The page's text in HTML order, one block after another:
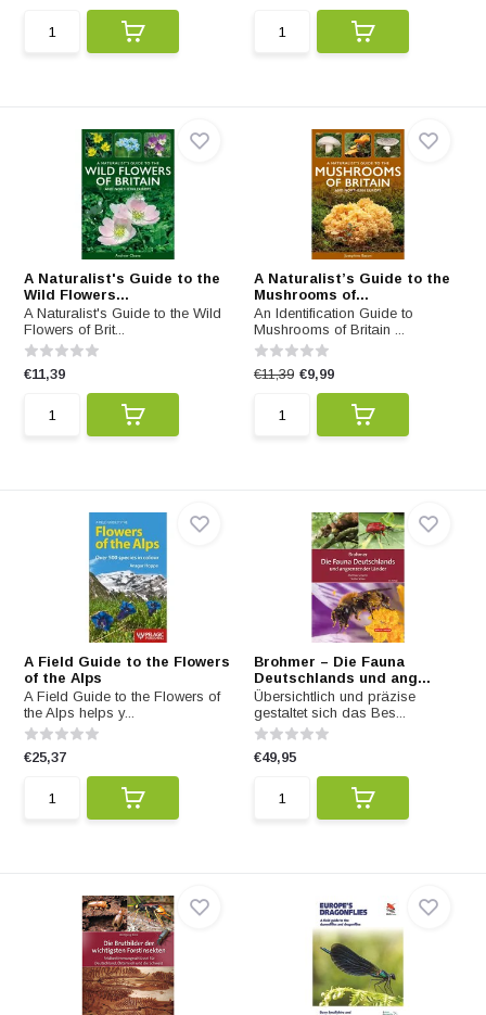
A Naturalist's Guide to the
Wild Flowers...
A Naturalist's Guide to the Wild
Flowers of Brit...
€11,39
A Naturalist’s Guide to the
Mushrooms of...
An Identification Guide to
Mushrooms of Britain ...
€11,39 €9,99
A Field Guide to the Flowers
of the Alps
A Field Guide to the Flowers of
the Alps helps y...
€25,37
Brohmer – Die Fauna
Deutschlands und ang...
Übersichtlich und präzise
gestaltet sich das Bes...
€49,95